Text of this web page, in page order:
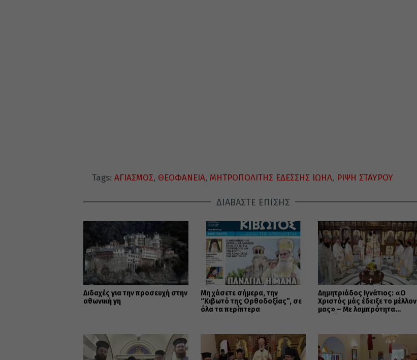
Tags: ΑΓΙΑΣΜΟΣ, ΘΕΟΦΑΝΕΙΑ, ΜΗΤΡΟΠΟΛΙΤΗΣ ΕΔΕΣΣΗΣ ΙΩΗΛ, ΡΙΨΗ ΣΤΑΥΡΟΥ
ΔΙΑΒΑΣΤΕ ΕΠΙΣΗΣ
Διδαχές για την προσευχή στην
αθωνική γη
Μη χάσετε σήμερα, την
“Κιβωτό της Ορθοδοξίας”, σε
όλα τα περίπτερα
Δημητριάδος Ιγνάτιος: «Ο
Χριστός μάς έδειξε το μέλλον
μας» – Με λαμπρότητα